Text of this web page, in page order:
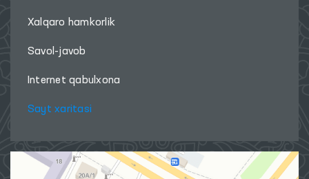
Xalqaro hamkorlik
Savol-javob
Internet qabulxona
Sayt xaritasi